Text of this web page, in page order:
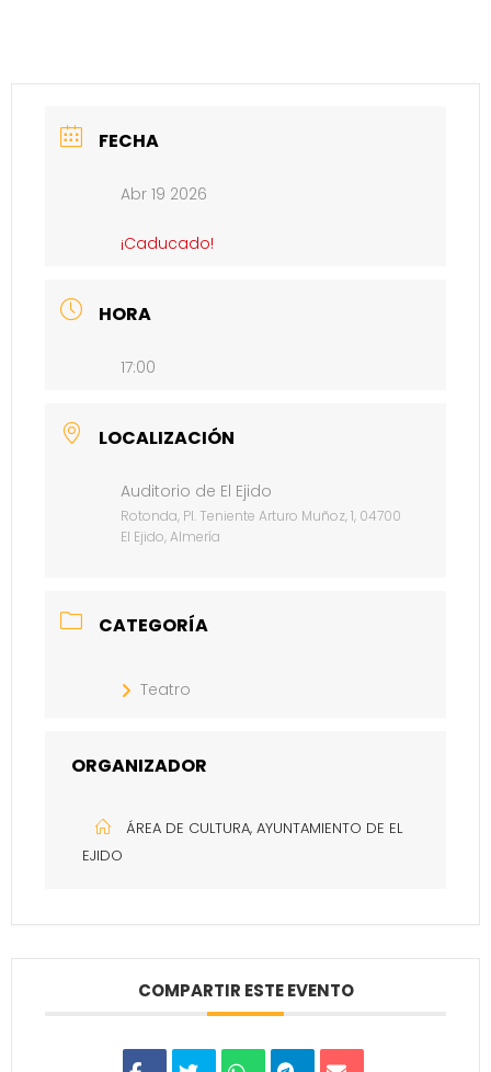
FECHA
Abr 19 2026
¡Caducado!
HORA
17:00
LOCALIZACIÓN
Auditorio de El Ejido
Rotonda, Pl. Teniente Arturo Muñoz, 1, 04700
El Ejido, Almería
CATEGORÍA
Teatro
ORGANIZADOR
ÁREA DE CULTURA, AYUNTAMIENTO DE EL
EJIDO
COMPARTIR ESTE EVENTO